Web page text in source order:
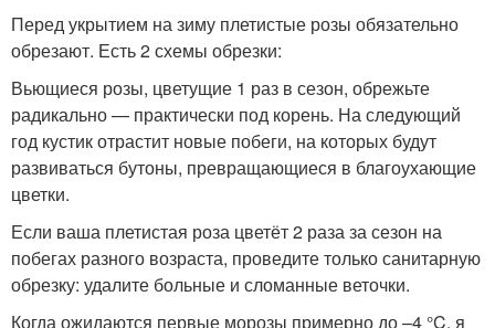
Перед укрытием на зиму плетистые розы обязательно
обрезают. Есть 2 схемы обрезки:
Вьющиеся розы, цветущие 1 раз в сезон, обрежьте
радикально — практически под корень. На следующий
год кустик отрастит новые побеги, на которых будут
развиваться бутоны, превращающиеся в благоухающие
цветки.
Если ваша плетистая роза цветёт 2 раза за сезон на
побегах разного возраста, проведите только санитарную
обрезку: удалите больные и сломанные веточки.
Когда ожидаются первые морозы примерно до –4 °C, я